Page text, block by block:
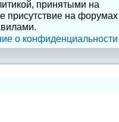
принятыми на
присутствие на форумах
о конфиденциальности